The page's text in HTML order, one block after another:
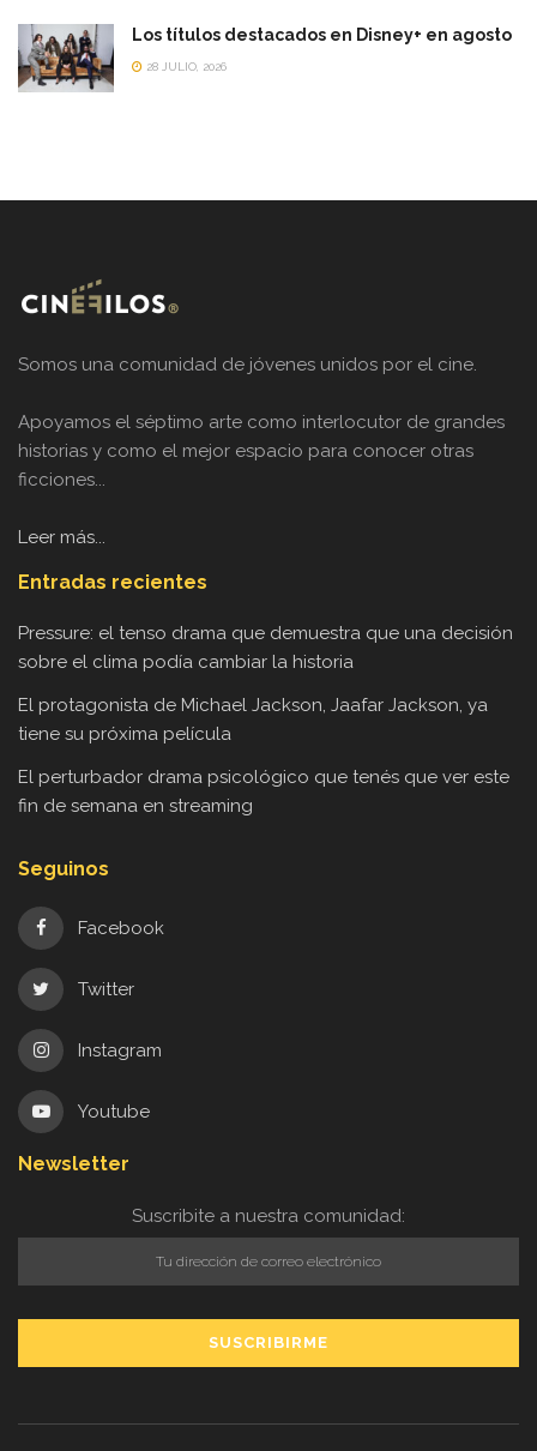
Los títulos destacados en Disney+ en agosto
28 JULIO, 2026
Somos una comunidad de jóvenes unidos por el cine.
Apoyamos el séptimo arte como interlocutor de grandes
historias y como el mejor espacio para conocer otras
ficciones...
Leer más...
Entradas recientes
Pressure: el tenso drama que demuestra que una decisión
sobre el clima podía cambiar la historia
El protagonista de Michael Jackson, Jaafar Jackson, ya
tiene su próxima película
El perturbador drama psicológico que tenés que ver este
fin de semana en streaming
Seguinos
Facebook
Twitter
Instagram
Youtube
Newsletter
Suscribite a nuestra comunidad: